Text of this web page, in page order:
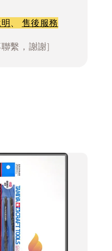
、 售後服務
繫，謝謝]